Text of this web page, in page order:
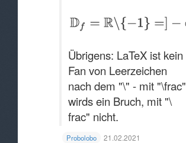
Übrigens: LaTeX ist kein
Fan von Leerzeichen
nach dem "\" - mit "\frac"
wirds ein Bruch, mit "\
frac" nicht.
Probolobo 21.02.2021